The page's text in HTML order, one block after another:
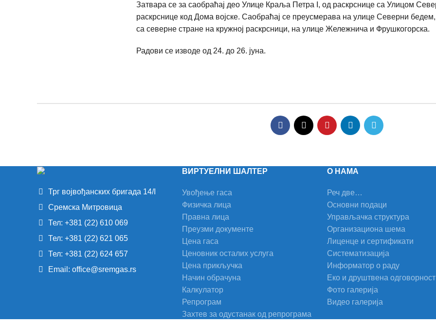
Затвара се за саобраћај део Улице Краља Петра I, од раскрснице са Улицом
раскрснице код Дома војске. Саобраћај се преусмерава на улице Северни
са северне стране на кружној раскрсници, на улице Жележнича и Фрушкогорска.
Радови се изводе од 24. до 26. јуна.
Трг војвођанских бригада 14/I
Сремска Митровица
Тел: +381 (22) 610 069
Тел: +381 (22) 621 065
Тел: +381 (22) 624 657
Email: office@sremgas.rs
ВИРТУЕЛНИ ШАЛТЕР
Увођење гаса
Физичка лица
Правна лица
Преузми документе
Цена гаса
Ценовник осталих услуга
Цена прикључка
Начин обрачуна
Калкулатор
Репрограм
Захтев за одустанак од репрограма
О НАМА
Реч две…
Основни подаци
Управљачка структура
Организациона шема
Лиценце и сертификати
Систематизација
Информатор о раду
Еко и друштвена одговорност
Фото галерија
Видео галерија